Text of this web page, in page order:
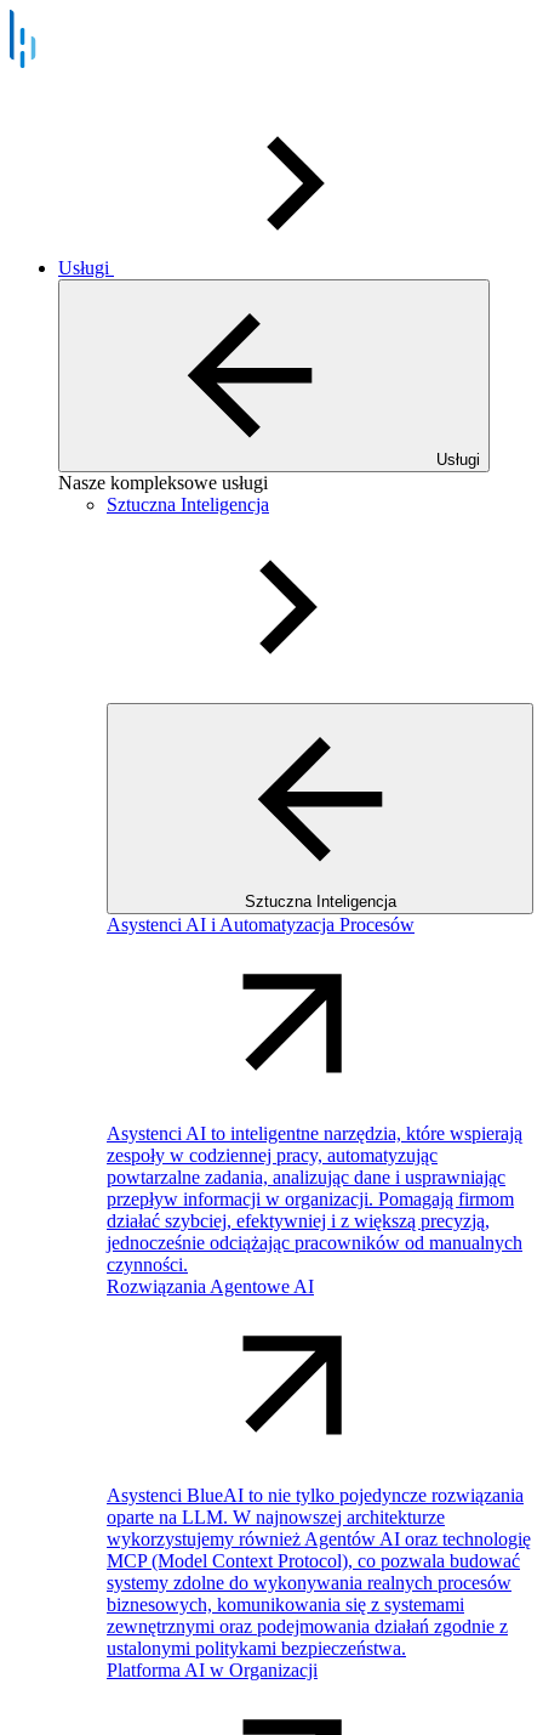
Usługi
Usługi
Nasze kompleksowe usługi
Sztuczna Inteligencja
Sztuczna Inteligencja
Asystenci AI i Automatyzacja Procesów
Asystenci AI to inteligentne narzędzia, które wspierają
zespoły w codziennej pracy, automatyzując
powtarzalne zadania, analizując dane i usprawniając
przepływ informacji w organizacji. Pomagają firmom
działać szybciej, efektywniej i z większą precyzją,
jednocześnie odciążając pracowników od manualnych
czynności.
Rozwiązania Agentowe AI
Asystenci BlueAI to nie tylko pojedyncze rozwiązania
oparte na LLM. W najnowszej architekturze
wykorzystujemy również Agentów AI oraz technologię
MCP (Model Context Protocol), co pozwala budować
systemy zdolne do wykonywania realnych procesów
biznesowych, komunikowania się z systemami
zewnętrznymi oraz podejmowania działań zgodnie z
ustalonymi politykami bezpieczeństwa.
Platforma AI w Organizacji